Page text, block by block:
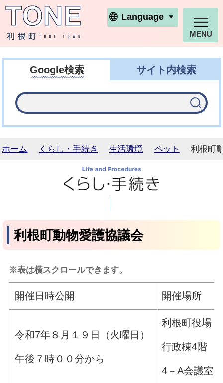
利根町ホームページ
Language
MENU
Google検索 サイト内検索
ホーム くらし・手続き 生活環境 ペット 利根町
利根町動物愛護協議会
※表は横スクロールできます。
開催日時公開 開催場所
令和7年８月１９日（火曜日）
午後７時００分から
利根町役場
行政棟4階
4－A会議室